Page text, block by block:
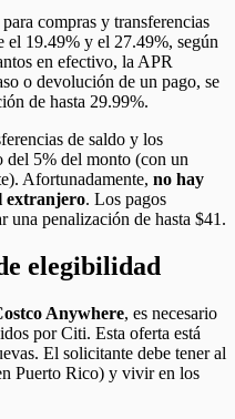
compras y transferencias
el 19.49% y el 27.49%, según
en efectivo, la APR
o devolución de un pago, se
de hasta 29.99%.
de saldo y los
del 5% del monto (con un
Afortunadamente, no hay
extranjero. Los pagos
una penalización de hasta $41.
elegibilidad
Anywhere, es necesario
por Citi. Esta oferta está
El solicitante debe tener al
Puerto Rico) y vivir en los